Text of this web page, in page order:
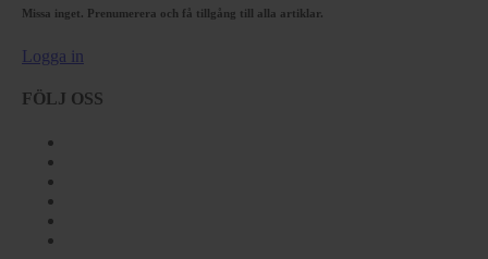
Missa inget. Prenumerera och få tillgång till alla artiklar.
Logga in
FÖLJ OSS